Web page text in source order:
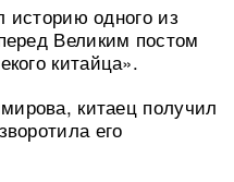
историю одного из
Великим постом
китайца».
китаец получил
его